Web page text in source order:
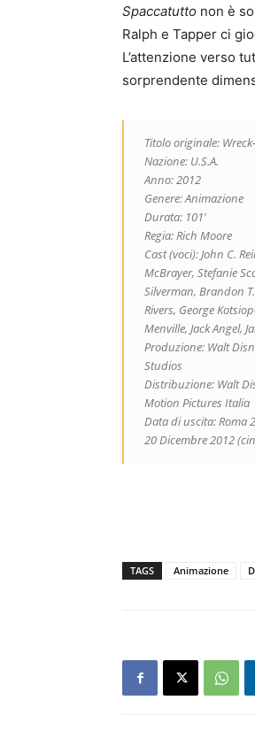
Spaccatutto non è
Ralph e Tapper ci
L’attenzione verso
sorprendente
Titolo originale:
Nazione: U.S.A.
Anno: 2012
Genere: Animazione
Durata: 101′
Regia: Rich Moore
Cast (voci): John C.
McBrayer, Stefanie
Silverman, Brandon
Rivers, George
Menville, Jack Angel,
Produzione: Walt
Studios
Distribuzione: Walt
Motion Pictures Italia
Data di uscita: Roma
20 Dicembre 2012
TAGS Animazione